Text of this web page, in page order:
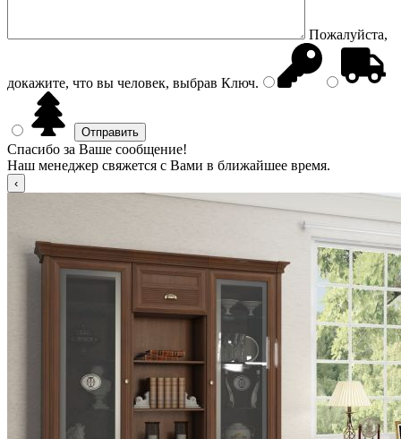
Пожалуйста,
докажите, что вы человек, выбрав Ключ.
Спасибо за Ваше сообщение!
Наш менеджер свяжется с Вами в ближайшее время.